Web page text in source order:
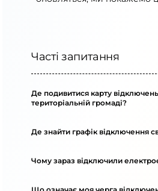
Часті запитання
Де подивитися карту відключень
територіальній громаді?
Де знайти графік відключення
Чому зараз відключили